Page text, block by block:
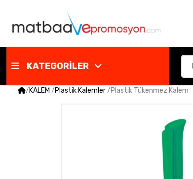
KATEGORİLER
/KALEM /Plastik Kalemler/Plastik Tükenmez Kalem